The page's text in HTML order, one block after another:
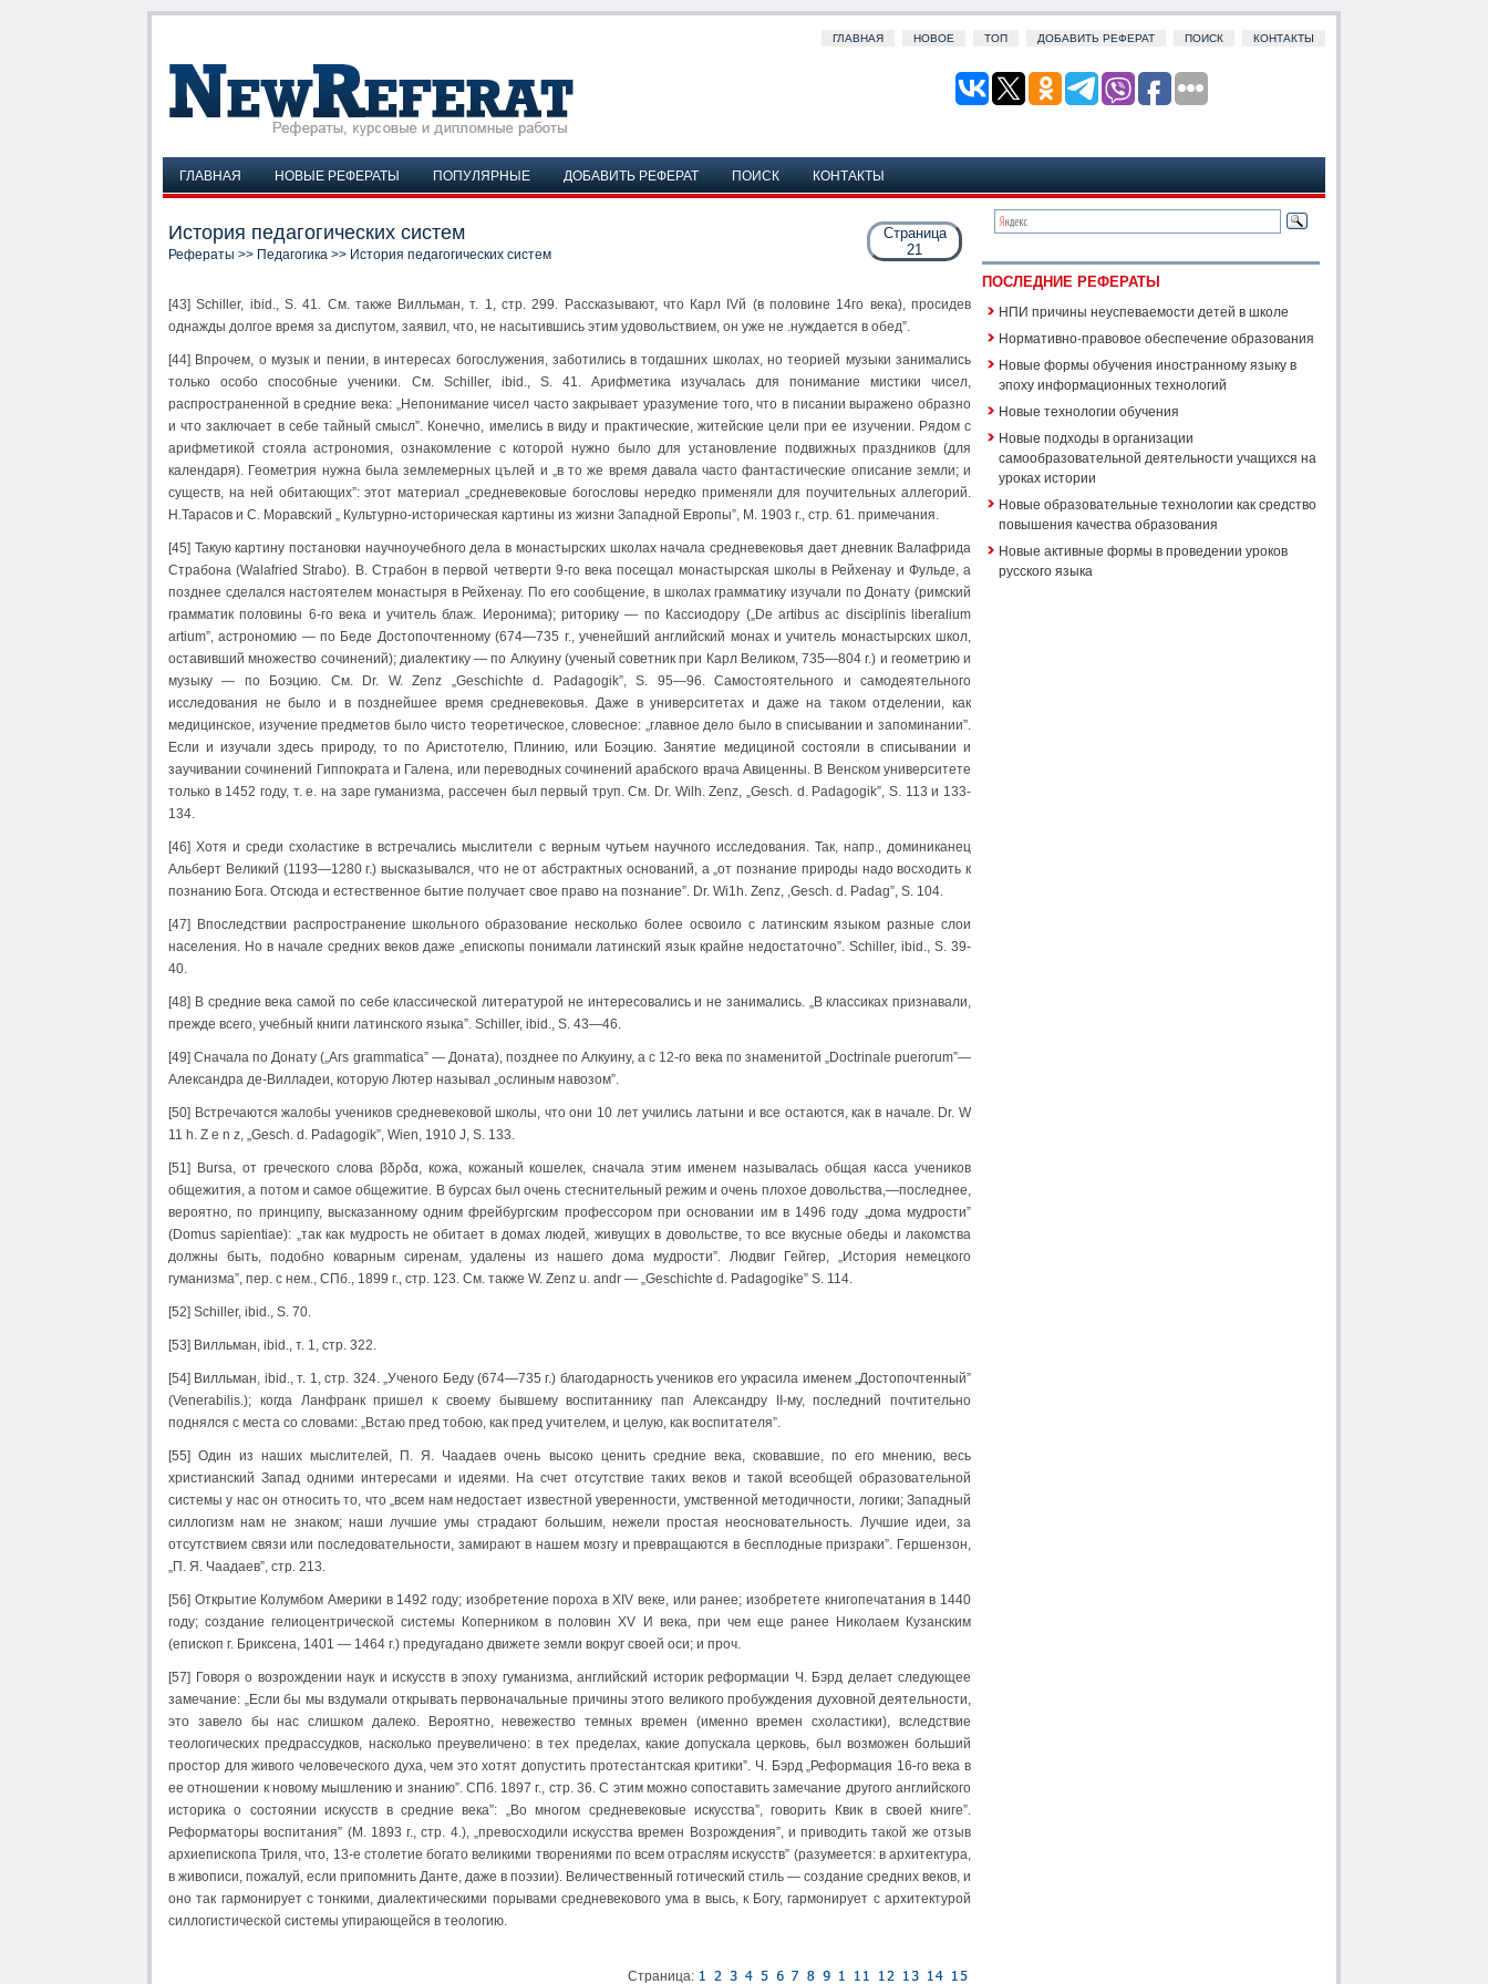
ГЛАВНАЯ НОВОЕ ТОП ДОБАВИТЬ РЕФЕРАТ ПОИСК КОНТАКТЫ
ГЛАВНАЯ НОВЫЕ РЕФЕРАТЫ ПОПУЛЯРНЫЕ ДОБАВИТЬ РЕФЕРАТ ПОИСК КОНТАКТЫ
Страница
21
История педагогических систем
Рефераты >> Педагогика >> История педагогических систем
[43] Schiller, ibid., S. 41. См. также Вилльман, т. 1, стр. 299. Рассказывают, что Карл IVй (в половине 14го века), просидев
однажды долгое время за диспутом, заявил, что, не насытившись этим удовольствием, он уже не .нуждается в обед”.
[44] Впрочем, о музык и пении, в интересах богослужения, заботились в тогдашних школах, но теорией музыки занимались
только особо способные ученики. См. Schiller, ibid., S. 41. Арифметика изучалась для понимание мистики чисел,
распространенной в средние века: „Непонимание чисел часто закрывает уразумение того, что в писании выражено образно
и что заключает в себе тайный смысл”. Конечно, имелись в виду и практические, житейские цели при ее изучении. Рядом с
арифметикой стояла астрономия, ознакомление с которой нужно было для установление подвижных праздников (для
календаря). Геометрия нужна была землемерных цълей и „в то же время давала часто фантастические описание земли; и
существ, на ней обитающих”: этот материал „средневековые богословы нередко применяли для поучительных аллегорий.
Н.Тарасов и С. Моравский „ Культурно-историческая картины из жизни Западной Европы”, М. 1903 г., стр. 61. примечания.
[45] Такую картину постановки научноучебного дела в монастырских школах начала средневековья дает дневник Валафрида
Страбона (Walafried Strabo). В. Страбон в первой четверти 9-го века посещал монастырская школы в Рейхенау и Фульде, а
позднее сделался настоятелем монастыря в Рейхенау. По его сообщение, в школах грамматику изучали по Донату (римский
грамматик половины 6-го века и учитель блаж. Иеронима); риторику — по Кассиодору („De artibus ас disciplinis liberalium
artium”, астрономию — по Беде Достопочтенному (674—735 г., ученейший английский монах и учитель монастырских школ,
оставивший множество сочинений); диалектику — по Алкуину (ученый советник при Карл Великом, 735—804 г.) и геометрию и
музыку — по Боэцию. См. Dr. W. Zenz „Geschichte d. Padagogik”, S. 95—96. Самостоятельного и самодеятельного
исследования не было и в позднейшее время средневековья. Даже в университетах и даже на таком отделении, как
медицинское, изучение предметов было чисто теоретическое, словесное: „главное дело было в списывании и запоминании”.
Если и изучали здесь природу, то по Аристотелю, Плинию, или Боэцию. Занятие медициной состояли в списывании и
заучивании сочинений Гиппократа и Галена, или переводных сочинений арабского врача Авиценны. В Венском университете
только в 1452 году, т. е. на заре гуманизма, рассечен был первый труп. См. Dr. Wilh. Zenz, „Gesch. d. Padagogik”, S. 113 и 133-
134.
[46] Хотя и среди схоластике в встречались мыслители с верным чутьем научного исследования. Так, напр., доминиканец
Альберт Великий (1193—1280 г.) высказывался, что не от абстрактных оснований, а „от познание природы надо восходить к
познанию Бога. Отсюда и естественное бытие получает свое право на познание”. Dr. Wi1h. Zenz, ,Gesch. d. Padag”, S. 104.
[47] Впоследствии распространение школьного образование несколько более освоило с латинским языком разные слои
населения. Но в начале средних веков даже „епископы понимали латинский язык крайне недостаточно”. Schiller, ibid., S. 39-
40.
[48] В средние века самой по себе классической литературой не интересовались и не занимались. „В классиках признавали,
прежде всего, учебный книги латинского языка”. Schiller, ibid., S. 43—46.
[49] Сначала по Донату („Ars grammatica” — Доната), позднее по Алкуину, а с 12-го века по знаменитой „Doctrinale puerorum”—
Александра де-Вилладеи, которую Лютер называл „ослиным навозом”.
[50] Встречаются жалобы учеников средневековой школы, что они 10 лет учились латыни и все остаются, как в начале. Dr. W
11 h. Z e n z, „Gesch. d. Padagogik”, Wien, 1910 J, S. 133.
[51] Bursa, от греческого слова βδρδα, кожа, кожаный кошелек, сначала этим именем называлась общая касса учеников
общежития, а потом и самое общежитие. В бурсах был очень стеснительный режим и очень плохое довольства,—последнее,
вероятно, по принципу, высказанному одним фрейбургским профессором при основании им в 1496 году „дома мудрости”
(Domus sapientiae): „так как мудрость не обитает в домах людей, живущих в довольстве, то все вкусные обеды и лакомства
должны быть, подобно коварным сиренам, удалены из нашего дома мудрости”. Людвиг Гейгер, „История немецкого
гуманизма”, пер. с нем., СПб., 1899 г., стр. 123. См. также W. Zenz u. andr — „Geschichte d. Padagogikе” S. 114.
[52] Schiller, ibid., S. 70.
[53] Вилльман, ibid., т. 1, стр. 322.
[54] Вилльман, ibid., т. 1, стр. 324. „Ученого Беду (674—735 г.) благодарность учеников его украсила именем „Достопочтенный”
(Venerabilis.); когда Ланфранк пришел к своему бывшему воспитаннику пап Александру II-му, последний почтительно
поднялся с места со словами: „Встаю пред тобою, как пред учителем, и целую, как воспитателя”.
[55] Один из наших мыслителей, П. Я. Чаадаев очень высоко ценить средние века, сковавшие, по его мнению, весь
христианский Запад одними интересами и идеями. На счет отсутствие таких веков и такой всеобщей образовательной
системы у нас он относить то, что „всем нам недостает известной уверенности, умственной методичности, логики; Западный
силлогизм нам не знаком; наши лучшие умы страдают большим, нежели простая неосновательность. Лучшие идеи, за
отсутствием связи или последовательности, замирают в нашем мозгу и превращаются в бесплодные призраки”. Гершензон,
„П. Я. Чаадаев”, стр. 213.
[56] Открытие Колумбом Америки в 1492 году; изобретение пороха в XIV веке, или ранее; изобретете книгопечатания в 1440
году; создание гелиоцентрической системы Коперником в половин XV И века, при чем еще ранее Николаем Кузанским
(епископ г. Бриксена, 1401 — 1464 г.) предугадано движете земли вокруг своей оси; и проч.
[57] Говоря о возрождении наук и искусств в эпоху гуманизма, английский историк реформации Ч. Бэрд делает следующее
замечание: „Если бы мы вздумали открывать первоначальные причины этого великого пробуждения духовной деятельности,
это завело бы нас слишком далеко. Вероятно, невежество темных времен (именно времен схоластики), вследствие
теологических предрассудков, насколько преувеличено: в тех пределах, какие допускала церковь, был возможен больший
простор для живого человеческого духа, чем это хотят допустить протестантская критики”. Ч. Бэрд „Реформация 16-го века в
ее отношении к новому мышлению и знанию”. СПб. 1897 г., стр. 36. С этим можно сопоставить замечание другого английского
историка о состоянии искусств в средние века”: „Во многом средневековые искусства”, говорить Квик в своей книге”.
Реформаторы воспитания” (М. 1893 г., стр. 4.), „превосходили искусства времен Возрождения”, и приводить такой же отзыв
архиепископа Триля, что, 13-е столетие богато великими творениями по всем отраслям искусств” (разумеется: в архитектура,
в живописи, пожалуй, если припомнить Данте, даже в поэзии). Величественный готический стиль — создание средних веков, и
оно так гармонирует с тонкими, диалектическими порывами средневекового ума в высь, к Богу, гармонирует с архитектурой
силлогистической системы упирающейся в теологию.
Страница:
ПОСЛЕДНИЕ РЕФЕРАТЫ
НПИ причины неуспеваемости детей в школе
Нормативно-правовое обеспечение образования
Новые формы обучения иностранному языку в
эпоху информационных технологий
Новые технологии обучения
Новые подходы в организации
самообразовательной деятельности учащихся на
уроках истории
Новые образовательные технологии как средство
повышения качества образования
Новые активные формы в проведении уроков
русского языка